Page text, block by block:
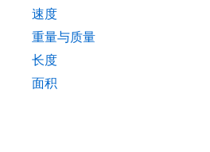
速度
重量与质量
长度
面积